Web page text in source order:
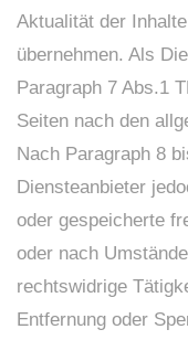
Aktualität der
übernehmen. Als
Paragraph 7 Abs.1
Seiten nach den
Nach Paragraph 8
Diensteanbieter
oder gespeicherte
oder nach
rechtswidrige
Entfernung oder